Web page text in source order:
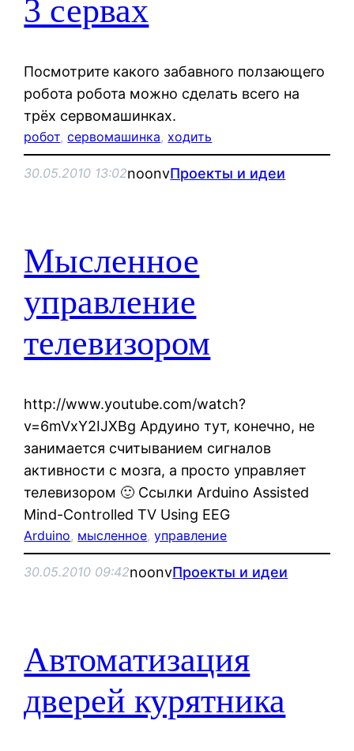
3 сервах
Посмотрите какого забавного ползающего
робота робота можно сделать всего на
трёх сервомашинках.
робот, сервомашинка, ходить
30.05.2010 13:02noonvПроекты и идеи
Мысленное
управление
телевизором
http://www.youtube.com/watch?
v=6mVxY2IJXBg Ардуино тут, конечно, не
занимается считыванием сигналов
активности с мозга, а просто управляет
телевизором 🙂 Ссылки Arduino Assisted
Mind-Controlled TV Using EEG
Arduino, мысленное, управление
30.05.2010 09:42noonvПроекты и идеи
Автоматизация
дверей курятника